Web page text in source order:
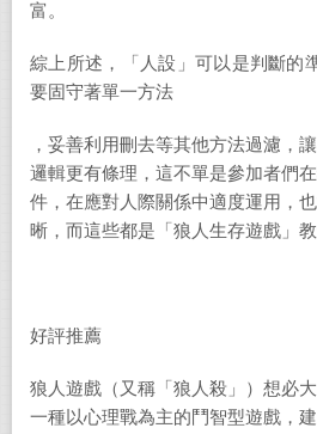
富。
綜上所述，「人設」可以是判斷的
要固守著單一方法
，妥善利用刪去等其他方法過濾，
邏輯更有條理，這不單是參加者們
件，在應對人際關係中適度運用，
晰，而這些都是「狼人生存遊戲」教
好評推薦
狼人遊戲（又稱「狼人殺」）想必
一種以心理戰為主的鬥智型遊戲，